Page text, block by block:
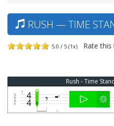
RUSH — TIME
5.0 / 5 (1x) Rate this
Rush - Time